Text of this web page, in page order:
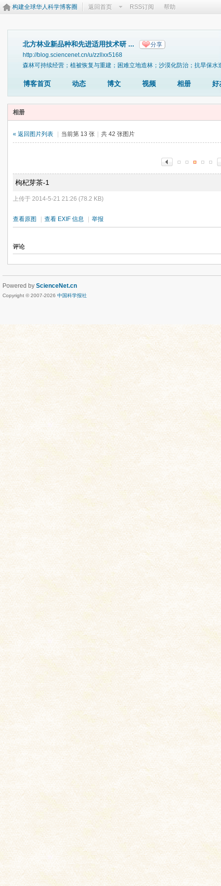
构建全球华人科学博客圈 返回首页 RSS订阅 帮助
北方林业新品种和先进适用技术研 ... 分享
http://blog.sciencenet.cn/u/zzllxx5168
森林可持续经营；植被恢复与重建；困难立地造林；沙漠化防治；抗旱保
博客首页 动态 博文 视频 相册 好
相册
« 返回图片列表 当前第 13 张 共 42 张图片
枸杞芽茶-1
上传于 2014-5-21 21:26 (78.2 KB)
查看原图 查看 EXIF 信息 举报
评论
Powered by ScienceNet.cn
Copyright © 2007-2026 中国科学报社